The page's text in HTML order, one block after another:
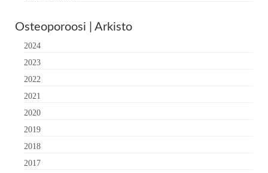
Osteoporoosi | Arkisto
2024
2023
2022
2021
2020
2019
2018
2017